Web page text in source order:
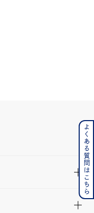
よくある質問はこちら